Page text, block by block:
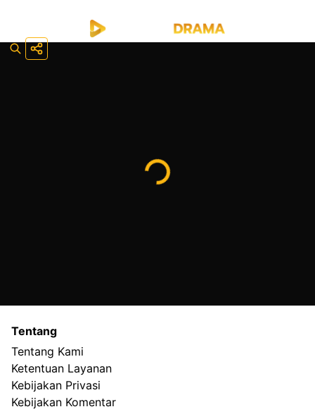
Tentang
Tentang Kami
Ketentuan Layanan
Kebijakan Privasi
Kebijakan Komentar